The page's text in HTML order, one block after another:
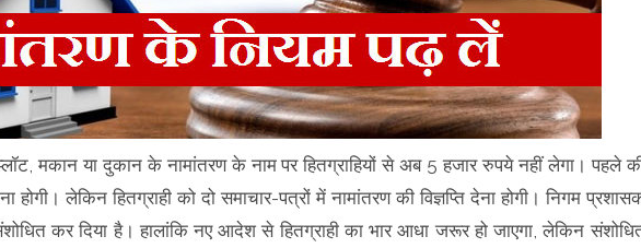
मकान या दुकान के नामांतरण के नाम पर हितग्राहियों से अब 5 हजार रुपये नहीं लेगा। पहले
लेकिन हितग्राही को दो समाचार-पत्रों में नामांतरण की विज्ञप्ति देना होगी। निगम
कर दिया है। हालांकि नए आदेश से हितग्राही का भार आधा जरूर हो जाएगा, लेकिन